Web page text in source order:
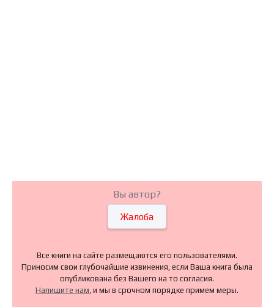
Вы автор?
Жалоба
Все книги на сайте размещаются его пользователями.
Приносим свои глубочайшие извинения, если Ваша книга была
опубликована без Вашего на то согласия.
Напишите нам , и мы в срочном порядке примем меры.